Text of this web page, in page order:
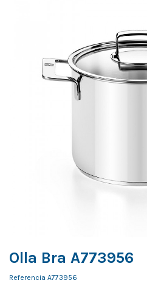
Olla Bra A773956
Referencia A773956